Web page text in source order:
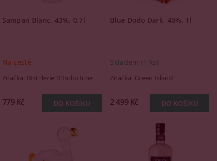
Sampan Blanc, 43%, 0,7l
Na cestě
Značka: Distillerie D'Indochine
779 Kč
Blue Dodo Dark, 40%, 1l
Skladem (1 ks)
Značka: Green Island
2 499 Kč